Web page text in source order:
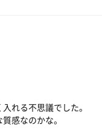
れる不思議でした。
感なのかな。